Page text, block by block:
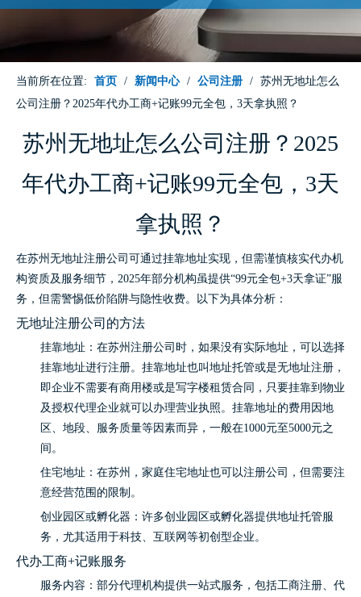
当前所在位置: 首页 / 新闻中心 / 公司注册 / 苏州无地址怎么
公司注册？2025年代办工商+记账99元全包，3天拿执照？
苏州无地址怎么公司注册？2025
年代办工商+记账99元全包，3天
拿执照？
在苏州无地址注册公司可通过挂靠地址实现，但需谨慎核实代办机
构资质及服务细节，2025年部分机构虽提供“99元全包+3天拿证”服
务，但需警惕低价陷阱与隐性收费。以下为具体分析：
无地址注册公司的方法
挂靠地址：在苏州注册公司时，如果没有实际地址，可以选择
挂靠地址进行注册。挂靠地址也叫地址托管或是无地址注册，
即企业不需要有商用楼或是写字楼租赁合同，只要挂靠到物业
及授权代理企业就可以办理营业执照。挂靠地址的费用因地
区、地段、服务质量等因素而异，一般在1000元至5000元之
间。
住宅地址：在苏州，家庭住宅地址也可以注册公司，但需要注
意经营范围的限制。
创业园区或孵化器：许多创业园区或孵化器提供地址托管服
务，尤其适用于科技、互联网等初创型企业。
代办工商+记账服务
服务内容：部分代理机构提供一站式服务，包括工商注册、代